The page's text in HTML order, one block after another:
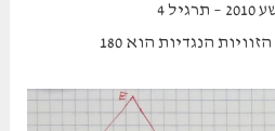
4
הנגדיות הוא 180